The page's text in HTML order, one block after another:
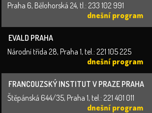
Praha 6, Bělohorská 24, tl.: 233 102 991
dnešní program
EVALD PRAHA
Národní třída 28, Praha 1, tel.: 221 105 225
dnešní program
FRANCOUZSKÝ INSTITUT V PRAZE PRAHA
Štěpánská 644/35, Praha 1, tel.: 221 401 011
dnešní program